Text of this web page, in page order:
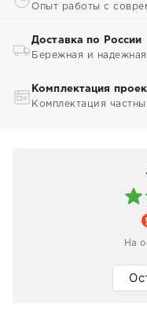
Опыт работы с
Доставка по России
Бережная и
Комплектация
Комплектация
На